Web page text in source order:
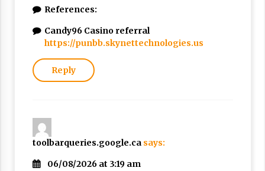
References:
Candy96 Casino referral
https://punbb.skynettechnologies.us
Reply
toolbarqueries.google.ca says:
06/08/2026 at 3:19 am